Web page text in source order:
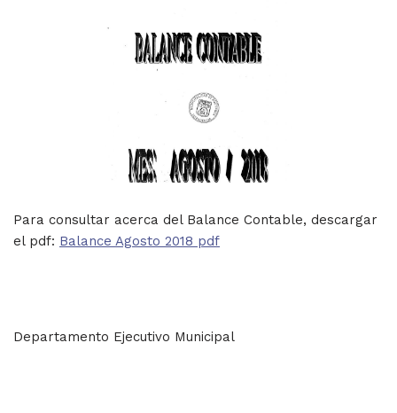
Para consultar acerca del Balance Contable, descargar
el pdf: Balance Agosto 2018 pdf
Departamento Ejecutivo Municipal